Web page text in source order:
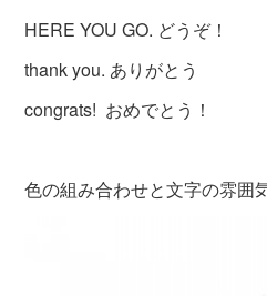
HERE YOU GO. どうぞ！
thank you. ありがとう
congrats! おめでとう！
色の組み合わせと文字の雰囲